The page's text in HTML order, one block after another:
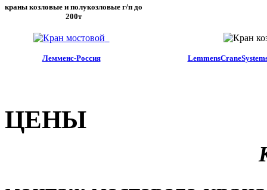
краны козловые и полукозловые г/п до
200т
Лемменс-Россия
ЦЕНЫ